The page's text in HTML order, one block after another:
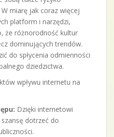
miarę jak coraz więcej
platform i narzędzi,
że różnorodność kultur
dominujących trendów.
do spłycenia odmienności
dziedzictwa.
wpływu internetu na
Dzięki internetowi
dotrzeć do